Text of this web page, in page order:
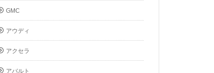
GMC
アウディ
アクセラ
アバルト